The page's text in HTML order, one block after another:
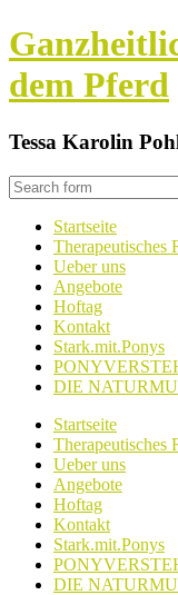
dem Pferd
Tessa Karolin
Startseite
Therapeutisches
Ueber uns
Angebote
Hoftag
Kontakt
Stark.mit.Ponys
DIE
Startseite
Therapeutisches
Ueber uns
Angebote
Hoftag
Kontakt
Stark.mit.Ponys
DIE